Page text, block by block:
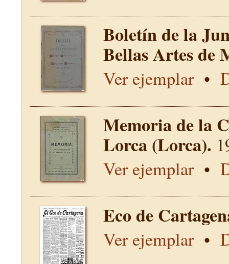
Boletín de la
Bellas Artes
Ver ejemplar•
Memoria de la
Lorca (Lorca).
Ver ejemplar•
Eco de
Ver ejemplar•